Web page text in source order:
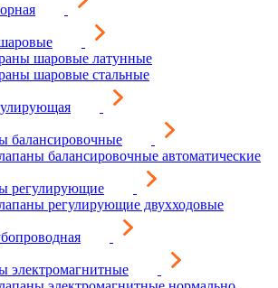
шаровые латунные
шаровые стальные
балансировочные
балансировочные автоматические
регулирующие
регулирующие двухходовые
электромагнитные